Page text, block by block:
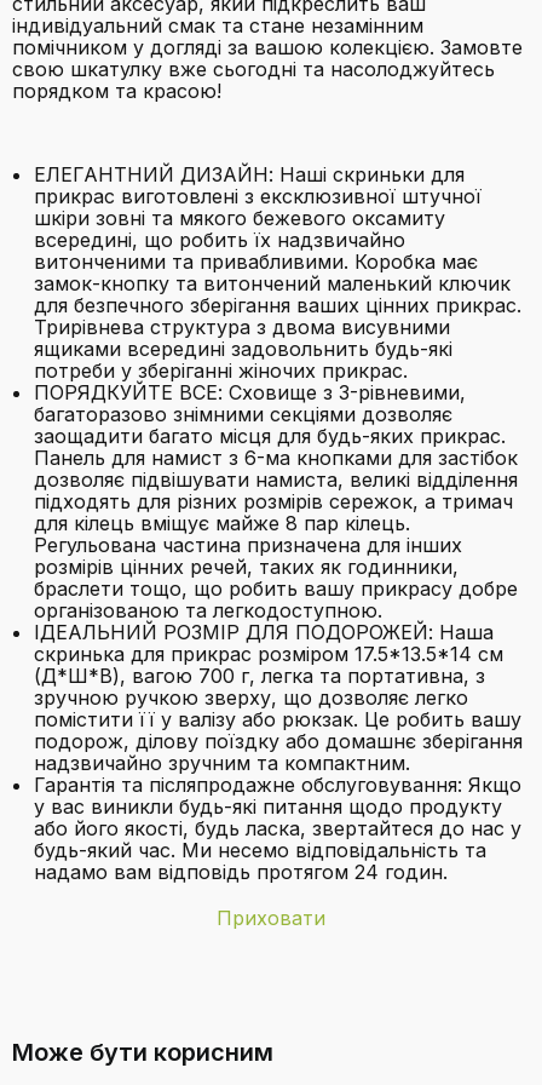
індивідуальний смак та стане незамінним
помічником у догляді за вашою колекцією. Замовте
свою шкатулку вже сьогодні та насолоджуйтесь
порядком та красою!
ЕЛЕГАНТНИЙ ДИЗАЙН: Наші скриньки для
прикрас виготовлені з ексклюзивної штучної
шкіри зовні та мякого бежевого оксамиту
всередині, що робить їх надзвичайно
витонченими та привабливими. Коробка має
замок-кнопку та витончений маленький ключик
для безпечного зберігання ваших цінних прикрас.
Трирівнева структура з двома висувними
ящиками всередині задовольнить будь-які
потреби у зберіганні жіночих прикрас.
ПОРЯДКУЙТЕ ВСЕ: Сховище з 3-рівневими,
багаторазово знімними секціями дозволяє
заощадити багато місця для будь-яких прикрас.
Панель для намист з 6-ма кнопками для застібок
дозволяє підвішувати намиста, великі відділення
підходять для різних розмірів сережок, а тримач
для кілець вміщує майже 8 пар кілець.
Регульована частина призначена для інших
розмірів цінних речей, таких як годинники,
браслети тощо, що робить вашу прикрасу добре
організованою та легкодоступною.
ІДЕАЛЬНИЙ РОЗМІР ДЛЯ ПОДОРОЖЕЙ: Наша
скринька для прикрас розміром 17.5*13.5*14 см
(Д*Ш*В), вагою 700 г, легка та портативна, з
зручною ручкою зверху, що дозволяє легко
помістити її у валізу або рюкзак. Це робить вашу
подорож, ділову поїздку або домашнє зберігання
надзвичайно зручним та компактним.
Гарантія та післяпродажне обслуговування: Якщо
у вас виникли будь-які питання щодо продукту
або його якості, будь ласка, звертайтеся до нас у
будь-який час. Ми несемо відповідальність та
надамо вам відповідь протягом 24 годин.
Приховати
Включені
Сховище
Може бути корисним